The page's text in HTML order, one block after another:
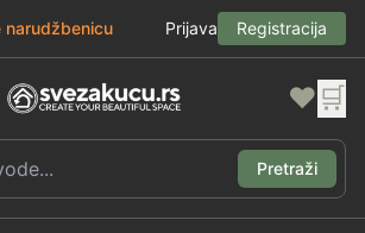
narudžbenicu Prijava Registracija
❤️ 🛒
Pretraži